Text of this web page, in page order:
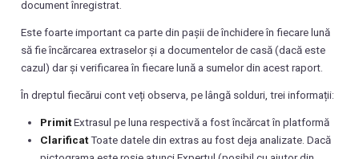
document înregistrat.
Este foarte important ca parte din pașii de închidere în fiecare lună
să fie încărcarea extraselor și a documentelor de casă (dacă este
cazul) dar și verificarea în fiecare lună a sumelor din acest raport.
În dreptul fiecărui cont veți observa, pe lângă solduri, trei informații:
PrimitExtrasul pe luna respectivă a fost încărcat în platformă
ClarificatToate datele din extras au fost deja analizate. Dacă